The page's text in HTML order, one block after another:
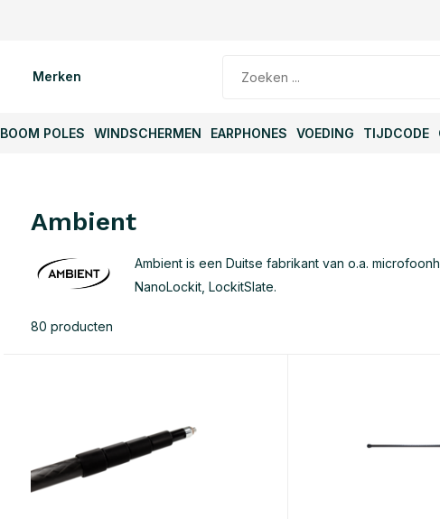
Merken
BOOM POLES WINDSCHERMEN EARPHONES VOEDING TIJDCODE
Ambient
Ambient is een Duitse fabrikant van o.a.
NanoLockit, LockitSlate.
80 producten